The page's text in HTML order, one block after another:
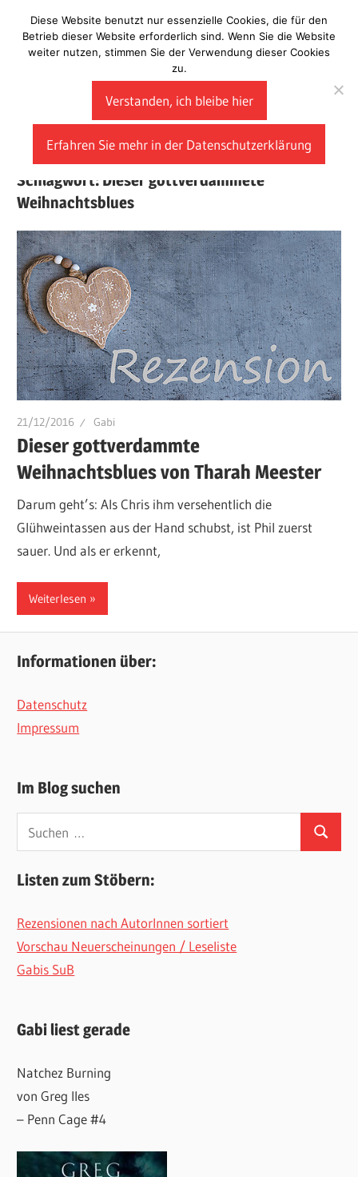
Inhalt
springen
Laberladen
Schlagwort: Dieser gottverdammete
Weihnachtsblues
21/12/2016 Gabi
Dieser gottverdammte
Weihnachtsblues von Tharah Meester
Darum geht’s: Als Chris ihm versehentlich die
Glühweintassen aus der Hand schubst, ist Phil zuerst
sauer. Und als er erkennt,
Weiterlesen
Informationen über:
Datenschutz
Impressum
Im Blog suchen
nach:
Suchen
Listen zum Stöbern:
Rezensionen nach AutorInnen sortiert
Vorschau Neuerscheinungen / Leseliste
Gabis SuB
Gabi liest gerade
Natchez Burning
von Greg Iles
– Penn Cage #4
Diese Website benutzt nur essenzielle Cookies, die für den
Betrieb dieser Website erforderlich sind. Wenn Sie die Website
weiter nutzen, stimmen Sie der Verwendung dieser Cookies
zu.
Verstanden, ich bleibe hier
Erfahren Sie mehr in der Datenschutzerklärung